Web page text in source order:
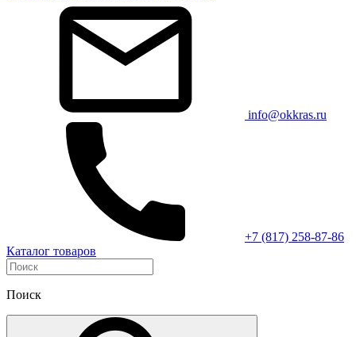
info@okkras.ru
+7 (817) 258-87-86
Каталог товаров
Поиск